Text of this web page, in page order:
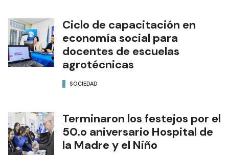
Ciclo de capacitación en
economía social para
docentes de escuelas
agrotécnicas
SOCIEDAD
Terminaron los festejos por el
50.o aniversario Hospital de
la Madre y el Niño